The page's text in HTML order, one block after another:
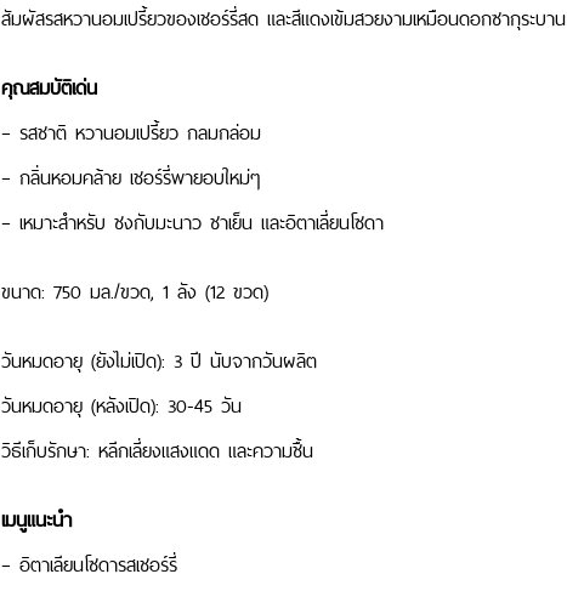
สัมผัสรสหวานอมเปรี้ยวของเชอร์รี่สด และสีแดงเข้มสวยงามเหมือนดอกซากุระบาน
คุณสมบัติเด่น
– รสชาติ หวานอมเปรี้ยว กลมกล่อม
– กลิ่นหอมคล้าย เชอร์รี่พายอบใหม่ๆ
– เหมาะสำหรับ ชงกับมะนาว ชาเย็น และอิตาเลี่ยนโซดา
ขนาด: 750 มล./ขวด, 1 ลัง (12 ขวด)
วันหมดอายุ (ยังไม่เปิด): 3 ปี นับจากวันผลิต
วันหมดอายุ (หลังเปิด): 30-45 วัน
วิธีเก็บรักษา: หลีกเลี่ยงแสงแดด และความชื้น
เมนูแนะนำ
– อิตาเลียนโซดารสเชอร์รี่